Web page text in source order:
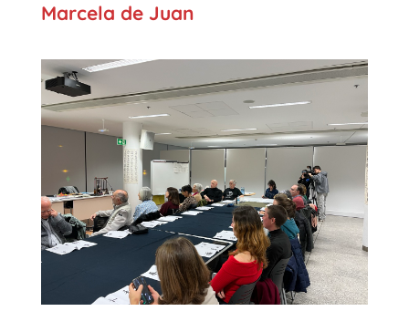
Marcela de Juan